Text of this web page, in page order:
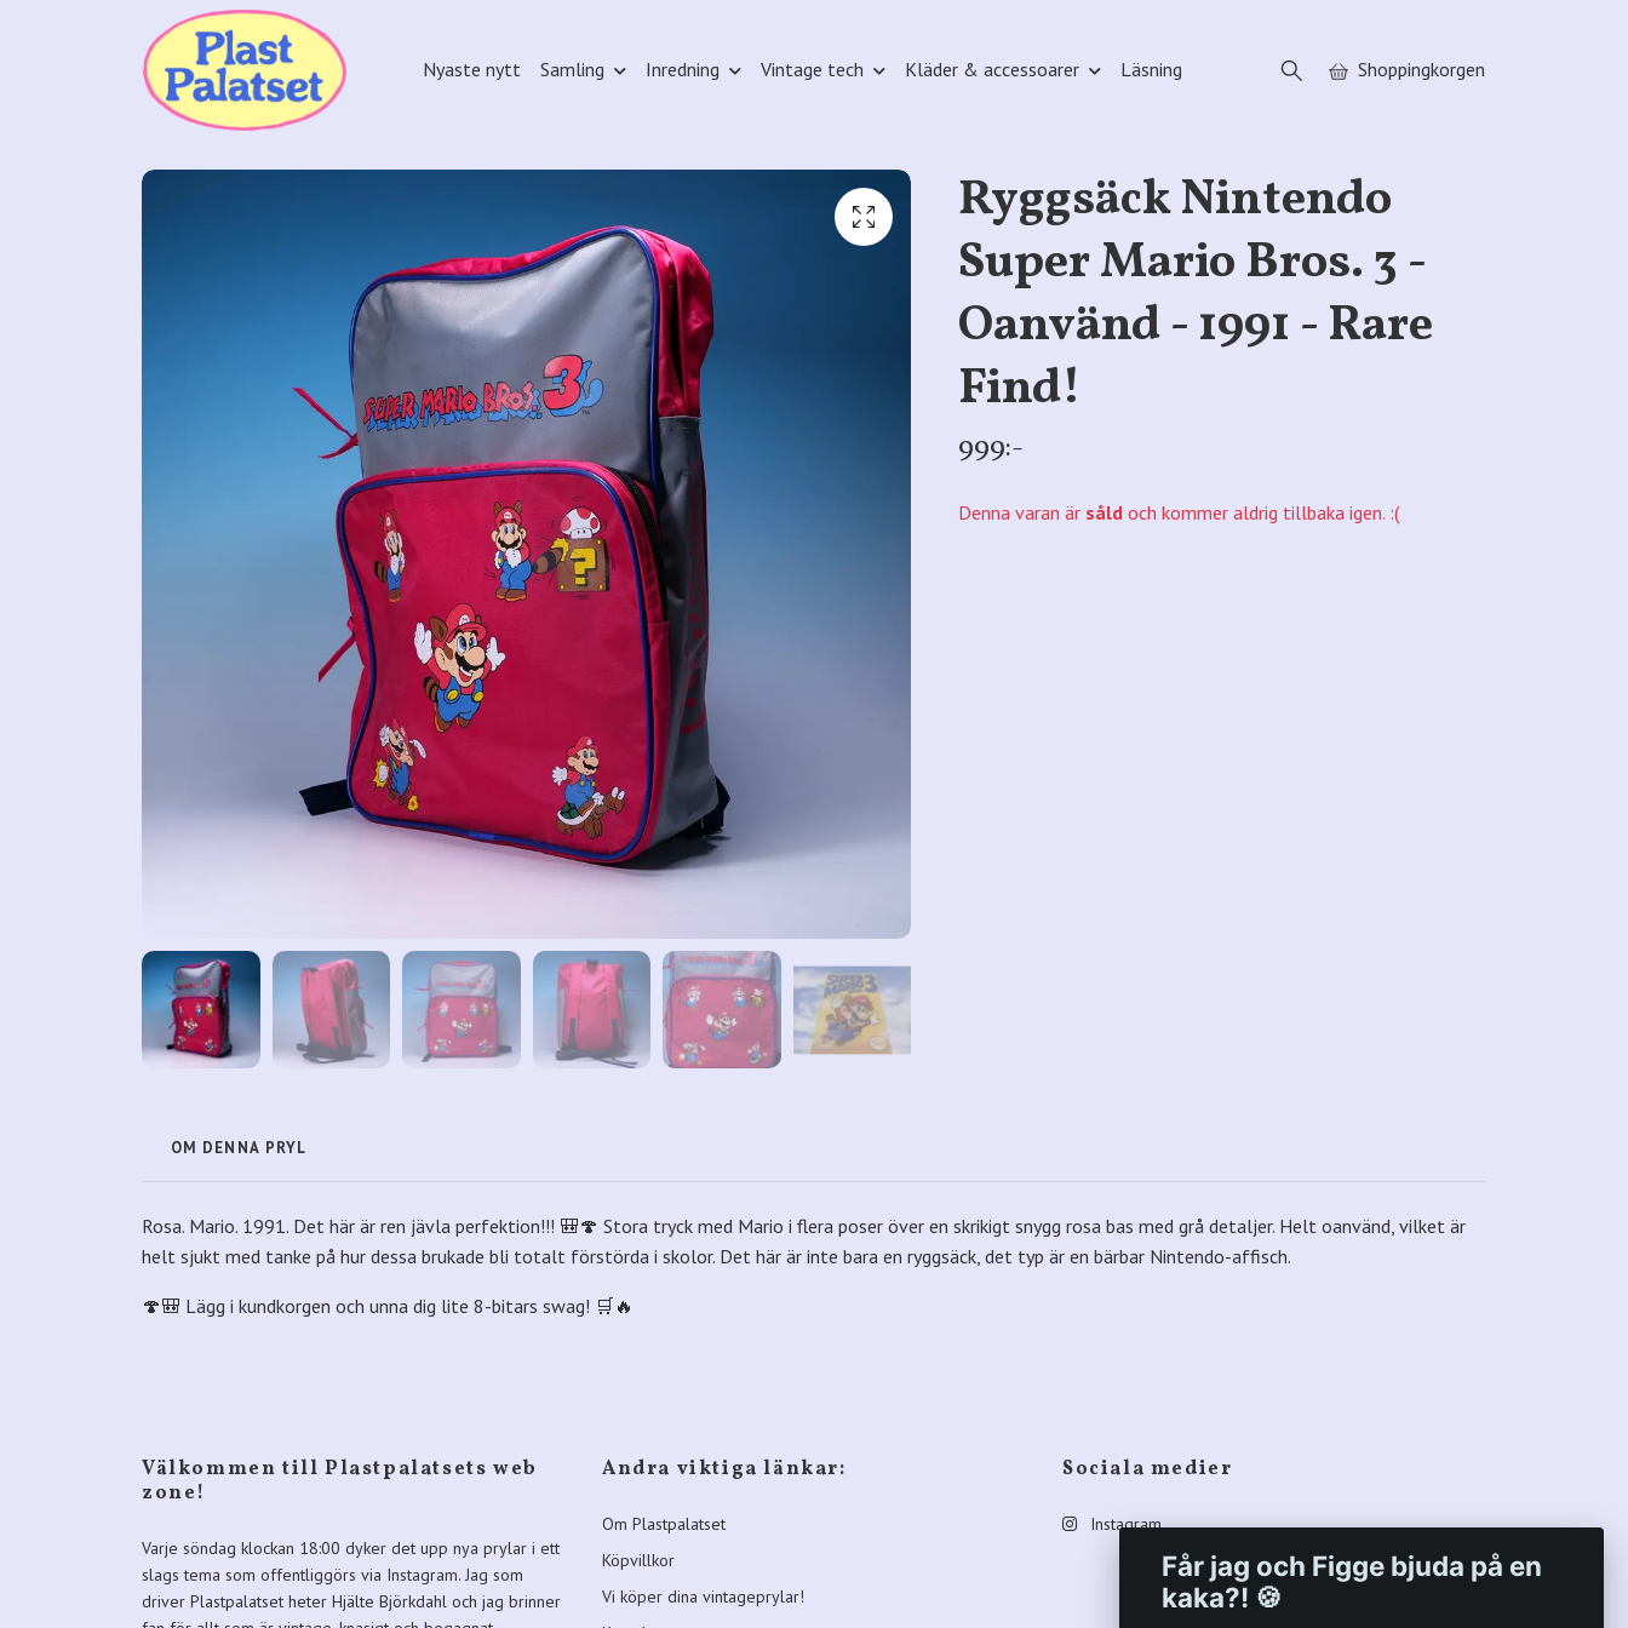
Nyaste nytt Samling Inredning Vintage tech Kläder & accessoarer Läsning Shoppingkorgen
Ryggsäck Nintendo
Super Mario Bros. 3 -
Oanvänd - 1991 - Rare
Find!
999:-
Denna varan ärsåldoch kommer aldrig tillbaka igen. :(
OM DENNA PRYL
Rosa. Mario. 1991. Det här är ren jävla perfektion!!! 🎒🍄 Stora tryck med Mario i flera poser över en skrikigt snygg rosa bas med grå detaljer. Helt oanvänd, vilket är
helt sjukt med tanke på hur dessa brukade bli totalt förstörda i skolor. Det här är inte bara en ryggsäck, det typ är en bärbar Nintendo-affisch.
🍄🎒 Lägg i kundkorgen och unna dig lite 8-bitars swag! 🛒🔥
Välkommen till Plastpalatsets web
zone!
Varje söndag klockan 18:00 dyker det upp nya prylar i ett
slags tema som offentliggörs via Instagram. Jag som
driver Plastpalatset heter Hjälte Björkdahl och jag brinner
Andra viktiga länkar:
Om Plastpalatset
Köpvillkor
Vi köper dina vintageprylar!
Sociala medier
Instagram
Får jag och Figge bjuda på en
kaka?! 🍪